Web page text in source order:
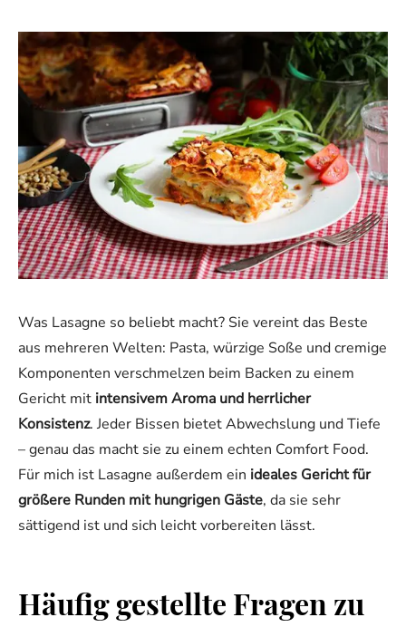
Was Lasagne so beliebt macht? Sie vereint das Beste
aus mehreren Welten: Pasta, würzige Soße und cremige
Komponenten verschmelzen beim Backen zu einem
Gericht mit intensivem Aroma und herrlicher
Konsistenz. Jeder Bissen bietet Abwechslung und Tiefe
– genau das macht sie zu einem echten Comfort Food.
Für mich ist Lasagne außerdem ein ideales Gericht für
größere Runden mit hungrigen Gäste, da sie sehr
sättigend ist und sich leicht vorbereiten lässt.
Häufig gestellte Fragen zu